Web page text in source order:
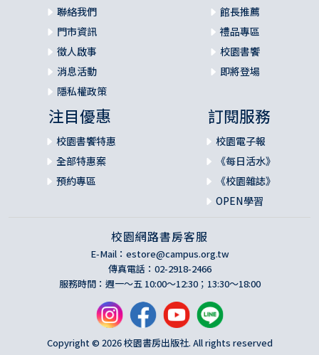
聯絡我們
門市資訊
徵人啟事
消息活動
隱私權政策
館長推薦
禮品專區
校園書饗
即將登場
注目優惠
校園書饗特惠
全部特惠案
預約專區
訂閱服務
校園電子報
《每日活水》
《校園雜誌》
OPEN學習
校園網路書房客服
E-Mail： estore@campus.org.tw
傳真電話：02-2918-2466
服務時間：週一～五 10:00～12:30；13:30～18:00
Copyright © 2026 校園書房出版社. All rights reserved